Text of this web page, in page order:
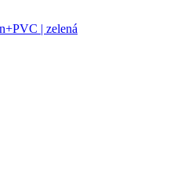
| zelená